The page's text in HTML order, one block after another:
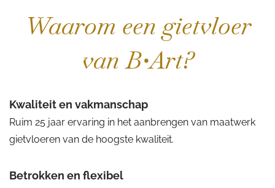
Waarom een gietvloer
van B•Art?
Kwaliteit en vakmanschap
Ruim 25 jaar ervaring in het aanbrengen van maatwerk
gietvloeren van de hoogste kwaliteit.
Betrokken en flexibel